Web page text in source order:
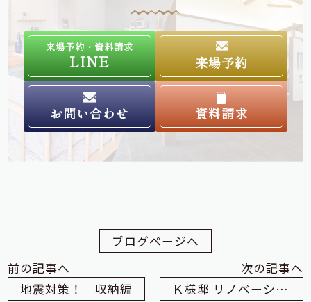
来場予約・資料請求
LINE 来場予約
お問い合わせ 資料請求
ブログページへ
前の記事へ
地震対策！ 収納編
次の記事へ
Ｋ様邸 リノベーション工事 キッチン編